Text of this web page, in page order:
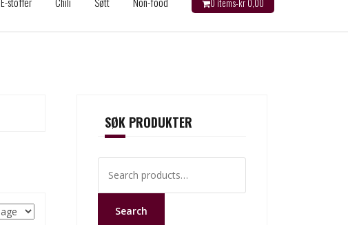
0 items-kr0,00
SØK PRODUKTER
for:
Search